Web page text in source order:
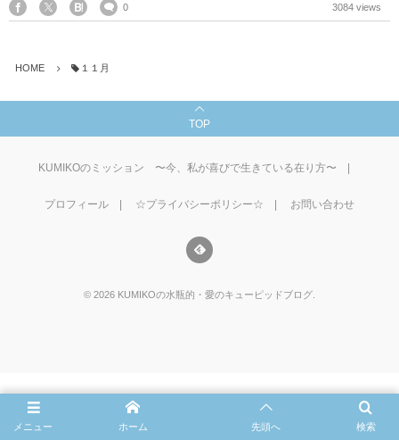
0 3084 views
HOME １１月
TOP
KUMIKOのミッション 〜今、私が喜びで生きている在り方〜
プロフィール ☆プライバシーポリシー☆ お問い合わせ
© 2026 KUMIKOの水瓶的・愛のキューピッドブログ
メニュー 検索
ホーム 先頭へ